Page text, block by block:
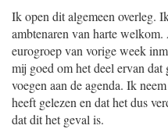
Ik open dit algemeen overleg.
ambtenaren van harte
eurogroep van vorige week
mij goed om het deel ervan dat
voegen aan de agenda. Ik
heeft gelezen en dat het dus
dat dit het geval is.